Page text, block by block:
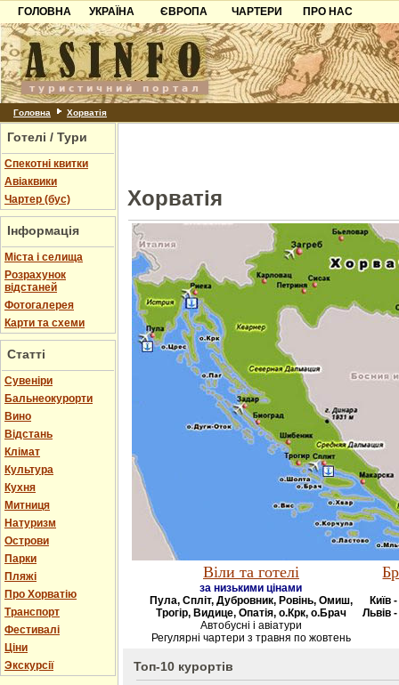
ГОЛОВНА
УКРАЇНА
Карпати
Азов
Причорноморря
Шацьк
ЄВРОПА
Чорногорія
Хорватія
Болгарія
ЧАРТЕРИ
ПРО НАС
Контакти
Партнерам
Додати готель
Головна Хорватія
Готелі / Тури
Спекотні квитки
Авіаквики
Чартер (бус)
Інформація
Міста і селища
Розрахунок
відстаней
Фотогалерея
Карти та схеми
Статті
Cувеніри
Бальнеокурорти
Вино
Відстань
Клімат
Культура
Кухня
Митниця
Натуризм
Острови
Парки
Пляжі
Про Хорватію
Транспорт
Фестивалі
Ціни
Экскурсії
Хорватія
Віли та готелі
за низькими цінами
Пула, Спліт, Дубровник, Ровінь, Омиш,
Трогір, Видице, Опатія, о.Крк, о.Брач
Автобусні і авіатури
Регулярні чартери з травня по жовтень
Київ
Львів
Топ-10 курортів